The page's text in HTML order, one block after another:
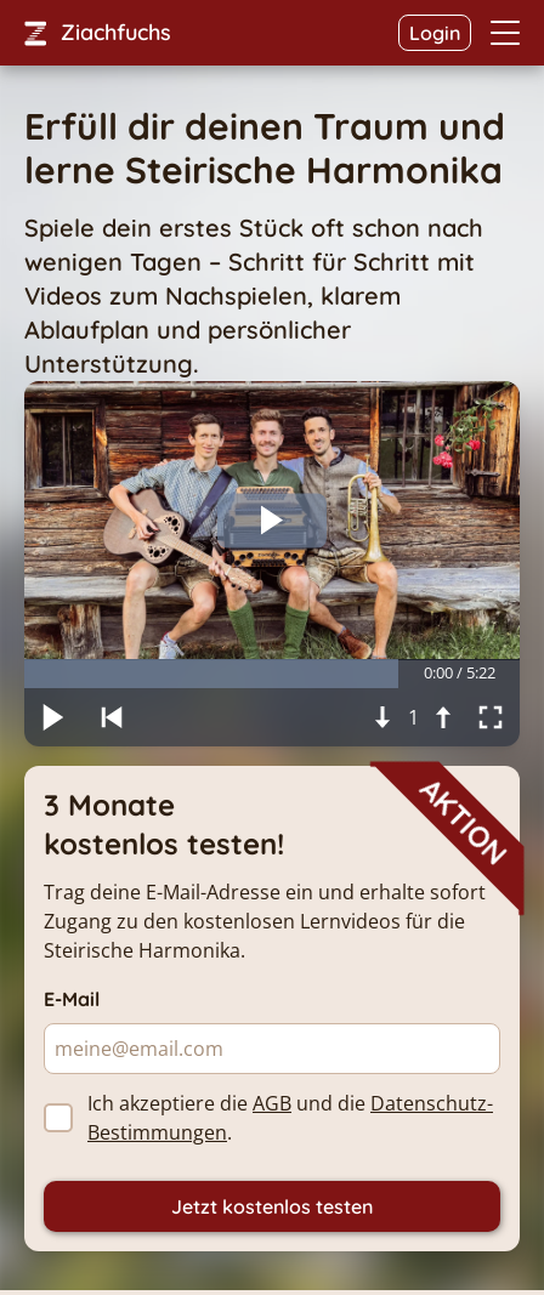
Ziachfuchs Login
Erfüll dir deinen Traum und
lerne Steirische Harmonika
Spiele dein erstes Stück oft schon nach
wenigen Tagen – Schritt für Schritt mit
Videos zum Nachspielen, klarem
Ablaufplan und persönlicher
Unterstützung.
0:00 / 5:22
1
3 Monate
kostenlos testen!
Trag deine E-Mail-Adresse ein und erhalte sofort
Zugang zu den kostenlosen Lernvideos für die
Steirische Harmonika.
E-Mail
Ich akzeptiere dieAGB und die Datenschutz-
Bestimmungen.
Jetzt kostenlos testen
AKTION